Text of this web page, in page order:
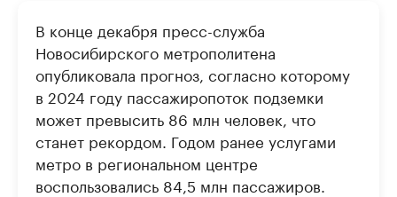
В конце декабря пресс-служба
Новосибирского метрополитена
опубликовала прогноз, согласно которому
в 2024 году пассажиропоток подземки
может превысить 86 млн человек, что
станет рекордом. Годом ранее услугами
метро в региональном центре
воспользовались 84,5 млн пассажиров.